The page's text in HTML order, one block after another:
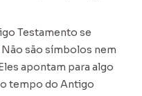
Testamento se
são símbolos nem
apontam para algo
tempo do Antigo